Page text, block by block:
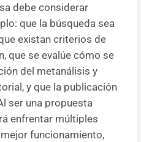
debe considerar
que la búsqueda sea
existan criterios de
que se evalúe cómo se
del metanálisis y
y que la publicación
ser una propuesta
enfrentar múltiples
funcionamiento,